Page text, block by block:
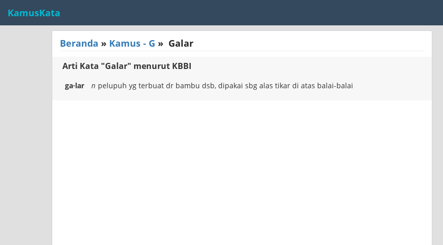
KamusKata
Beranda » Kamus - G » Galar
Arti Kata "Galar" menurut KBBI
ga·lar n pelupuh yg terbuat dr bambu dsb, dipakai sbg alas tikar di atas balai-balai